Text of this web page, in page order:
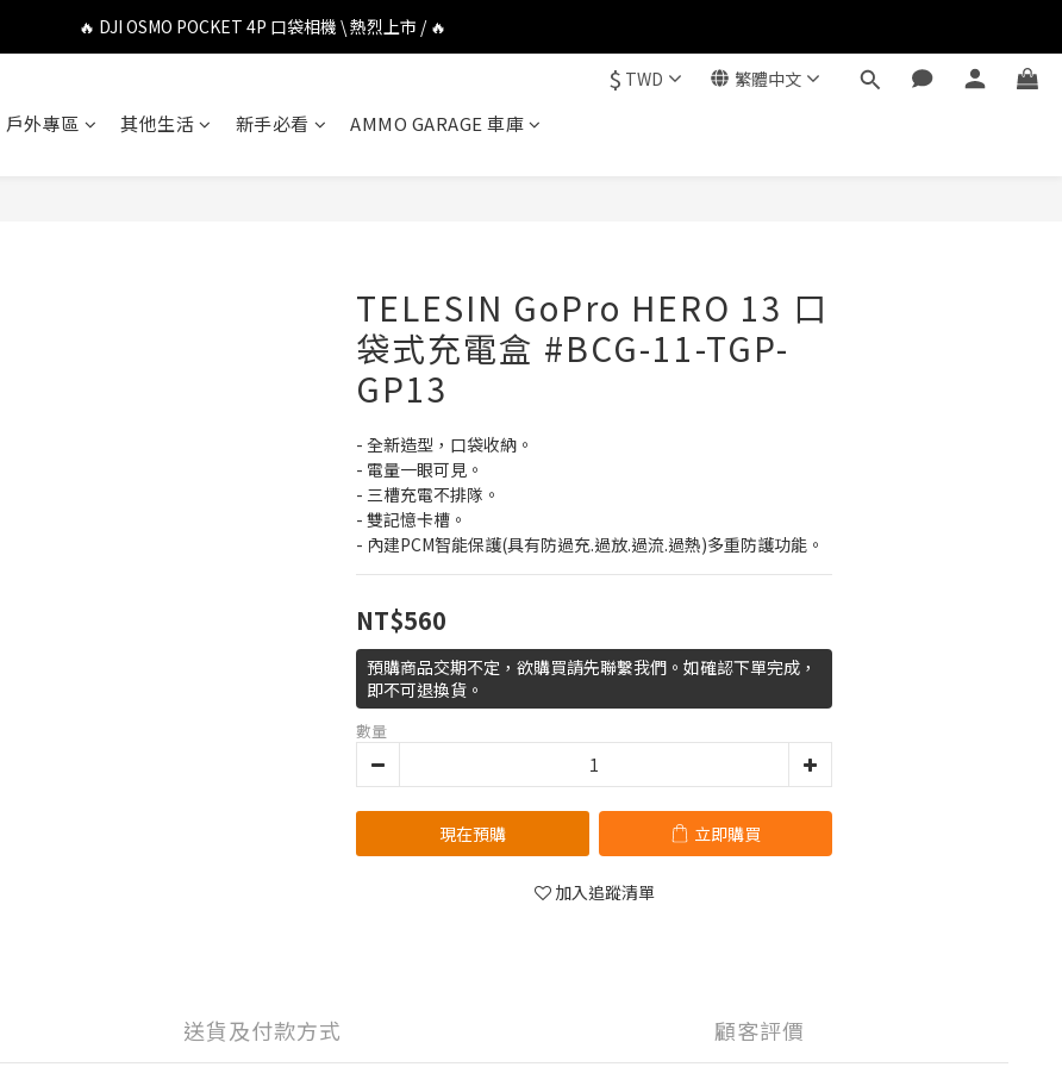
🔥 DJI OSMO POCKET 4P 口袋相機 \ 熱烈上市 / 🔥
🔥 DJI OSMO POCKET 4P 口袋相機 \ 熱烈上市 / 🔥
🔥 Insta360 GO Ultra Hello Kitty 聯名限定套裝 \ 時尚上市 / 🔥
$ TWD 繁體中文
戶外專區 其他生活 新手必看 AMMO GARAGE 車庫
TELESIN GoPro HERO 13 口
袋式充電盒 #BCG-11-TGP-
GP13
- 全新造型，口袋收納。
- 電量一眼可見。
- 三槽充電不排隊。
- 雙記憶卡槽。
- 內建PCM智能保護(具有防過充.過放.過流.過熱)多重防護功能。
NT$560
預購商品交期不定，欲購買請先聯繫我們。如確認下單完成，
即不可退換貨。
數量
現在預購 立即購買
加入追蹤清單
送貨及付款方式 顧客評價